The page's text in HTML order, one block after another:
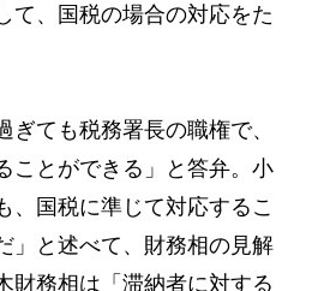
て、国税の場合の対応をた
ても税務署長の職権で、
ことができる」と答弁。小
、国税に準じて対応するこ
」と述べて、財務相の見解
財務相は「滞納者に対する